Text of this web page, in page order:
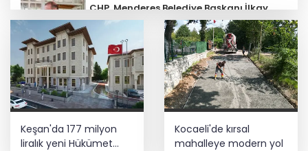
CHP, Menderes Belediye Başkanı İlkay
Çiçek'i kesin ihraç talebiyle disipline
sevk etti
Ankara'da uyuşturucu ve fuhuş 8
gözaltı
E-KİP’e Türkiye’nin Dijital Dönüşüm
Ödülü... Kamu kategorisinde zirvede
Keşan'da 177 milyon
liralık yeni Hükümet
Kocaeli'de kırsal
mahalleye modern yol